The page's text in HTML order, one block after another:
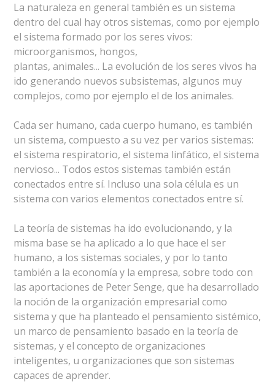
La naturaleza en general también es un sistema
dentro del cual hay otros sistemas, como por ejemplo
el sistema formado por los seres vivos:
microorganismos, hongos,
plantas, animales... La evolución de los seres vivos ha
ido generando nuevos subsistemas, algunos muy
complejos, como por ejemplo el de los animales.
Cada ser humano, cada cuerpo humano, es también
un sistema, compuesto a su vez per varios sistemas:
el sistema respiratorio, el sistema linfático, el sistema
nervioso... Todos estos sistemas también están
conectados entre sí. Incluso una sola célula es un
sistema con varios elementos conectados entre sí.
La teoría de sistemas ha ido evolucionando, y la
misma base se ha aplicado a lo que hace el ser
humano, a los sistemas sociales, y por lo tanto
también a la economía y la empresa, sobre todo con
las aportaciones de Peter Senge, que ha desarrollado
la noción de la organización empresarial como
sistema y que ha planteado el pensamiento sistémico,
un marco de pensamiento basado en la teoría de
sistemas, y el concepto de organizaciones
inteligentes, u organizaciones que son sistemas
capaces de aprender.